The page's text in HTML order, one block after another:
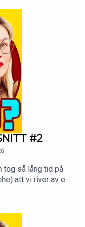
#2
tog så lång tid på
att vi river av ett
godis!De vanliga
i premiumfeeden
som video på